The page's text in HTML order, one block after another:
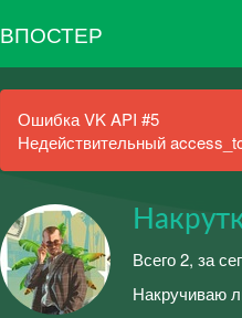
ВПОСТЕР
Ошибка VK API #5
Недействительный
Всего 2, за
Накручиваю